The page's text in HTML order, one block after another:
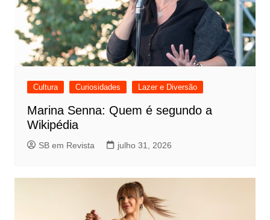
Cultura Curiosidades Lazer e Diversão
Marina Senna: Quem é segundo a
Wikipédia
SB em Revista julho 31, 2026